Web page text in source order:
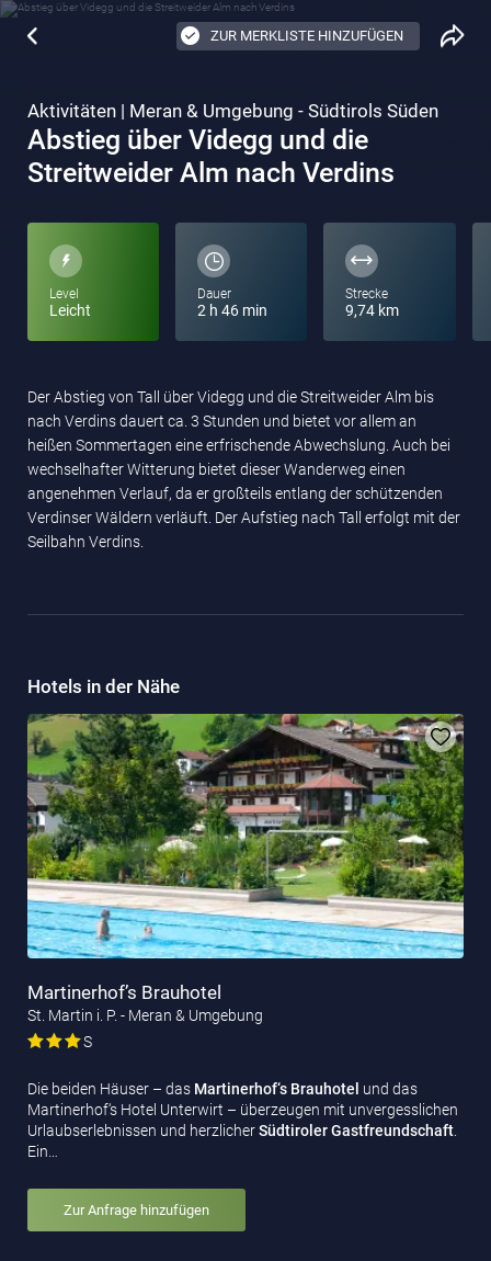
ZUR MERKLISTE HINZUFÜGEN
Aktivitäten | Meran & Umgebung - Südtirols Süden
Abstieg über Videgg und die
Streitweider Alm nach Verdins
Level
Leicht
Dauer
2 h 46 min
Strecke
9,74 km
Der Abstieg von Tall über Videgg und die Streitweider Alm bis
nach Verdins dauert ca. 3 Stunden und bietet vor allem an
heißen Sommertagen eine erfrischende Abwechslung. Auch bei
wechselhafter Witterung bietet dieser Wanderweg einen
angenehmen Verlauf, da er großteils entlang der schützenden
Verdinser Wäldern verläuft. Der Aufstieg nach Tall erfolgt mit der
Seilbahn Verdins.
Hotels in der Nähe
Martinerhof’s Brauhotel
St. Martin i. P. - Meran & Umgebung
S
Die beiden Häuser – das Martinerhof‘s Brauhotel und das
Martinerhof‘s Hotel Unterwirt – überzeugen mit unvergesslichen
Urlaubserlebnissen und herzlicherSüdtiroler Gastfreundschaft
Ein…
Zur Anfrage hinzufügen